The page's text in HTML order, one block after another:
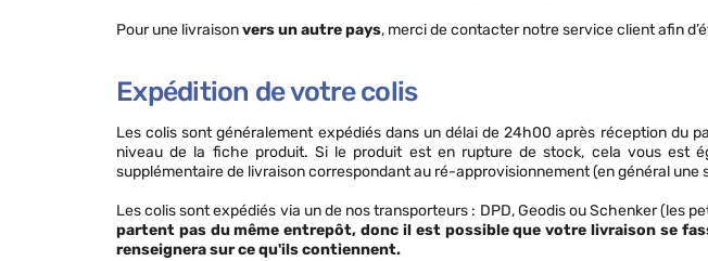
Pour une livraisonvers un autre pays, merci de contacter notre service client afin
Expédition de votre colis
Les colis sont généralement expédiés dans un délai de 24h00 après réception du
niveau de la fiche produit. Si le produit est en rupture de stock, cela vous est
supplémentaire de livraison correspondant au ré-approvisionnement (en général une
Les colis sont expédiés via un de nos transporteurs : DPD, Geodis ou Schenker (les
partent pas du même entrepôt, donc il est possible que votre livraison se
renseignera sur ce qu'ils contiennent.